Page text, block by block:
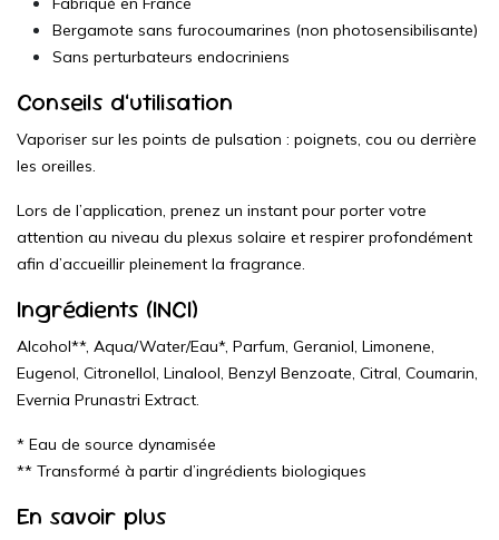
Bergamote sans furocoumarines (non photosensibilisante)
Sans perturbateurs endocriniens
Conseils d’utilisation
Vaporiser sur les points de pulsation : poignets, cou ou derrière
les oreilles.
Lors de l’application, prenez un instant pour porter votre
attention au niveau du plexus solaire et respirer profondément
afin d’accueillir pleinement la fragrance.
Ingrédients (INCI)
Alcohol**, Aqua/Water/Eau*, Parfum, Geraniol, Limonene,
Eugenol, Citronellol, Linalool, Benzyl Benzoate, Citral, Coumarin,
Evernia Prunastri Extract.
* Eau de source dynamisée
** Transformé à partir d’ingrédients biologiques
En savoir plus